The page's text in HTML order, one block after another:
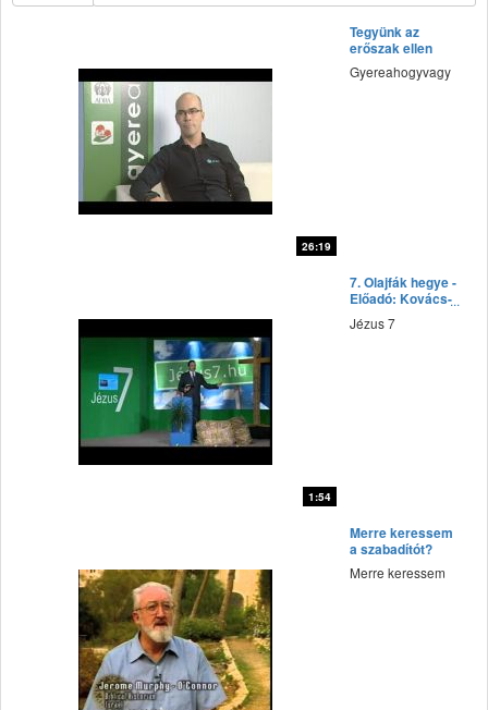
26:19
Tegyünk az
erőszak ellen
Gyereahogyvagy
1:54
7. Olajfák hegye -
Előadó: Kovács-
Bíró János
Jézus 7
Merre keressem
a szabadítót?
Merre keressem